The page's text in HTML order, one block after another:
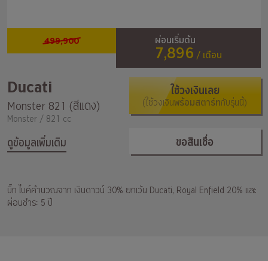
499,900 ผ่อนเริ่มต้น
7,896 / เดือน
Ducati
Monster 821 (สีแดง)
Monster / 821 cc
ดูข้อมูลเพิ่มเติม
ใช้วงเงินเลย
(ใช้วงเงินพร้อมสตาร์ทกับรุ่นนี้)
ขอสินเชื่อ
บิ๊ก ไบค์คำนวณจาก เงินดาวน์ 30% ยกเว้น Ducati, Royal Enfield 20% และ
ผ่อนชำระ 5 ปี